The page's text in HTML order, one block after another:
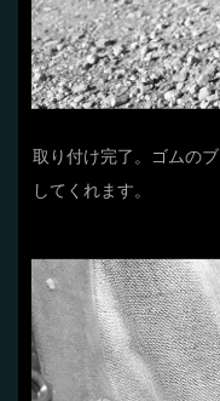
取り付け完了。ゴムの
してくれます。